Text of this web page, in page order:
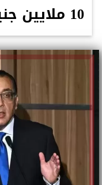
10 ملايين جنيه لمستشفى ”بهية”